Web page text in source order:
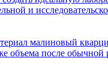
и
малиновый
объема после